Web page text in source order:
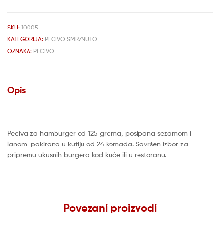
SKU: 10005
KATEGORIJA: PECIVO SMRZNUTO
OZNAKA: PECIVO
Opis
Peciva za hamburger od 125 grama, posipana sezamom i
lanom, pakirana u kutiju od 24 komada. Savršen izbor za
pripremu ukusnih burgera kod kuće ili u restoranu.
Povezani proizvodi